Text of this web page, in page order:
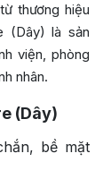
thương hiệu
(Dây) là sản
viện, phòng
nhân.
(Dây)
bề mặt